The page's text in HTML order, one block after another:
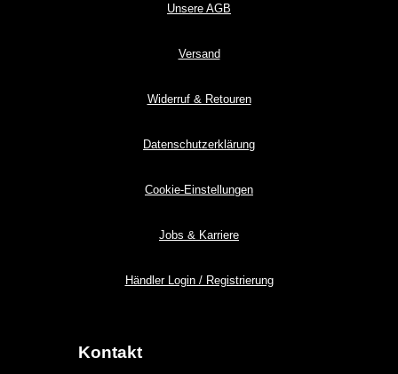
Unsere AGB
Versand
Widerruf & Retouren
Datenschutzerklärung
Cookie-Einstellungen
Jobs & Karriere
Händler Login / Registrierung
Kontakt